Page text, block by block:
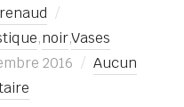
,noir,Vases
2016
Aucun